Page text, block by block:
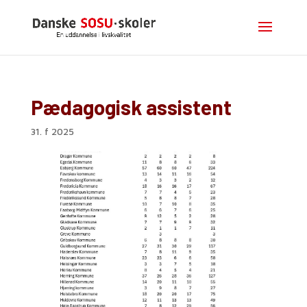
Pædagogisk assistent
31. f 2025